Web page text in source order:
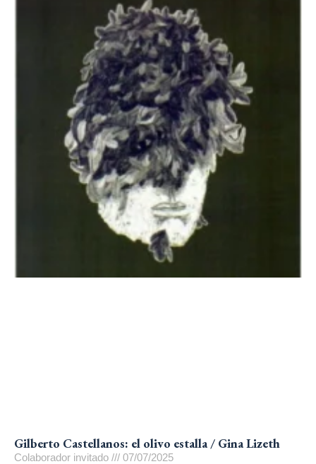
Gilberto Castellanos: el olivo estalla / Gina Lizeth
Colaborador invitado 07/07/2025